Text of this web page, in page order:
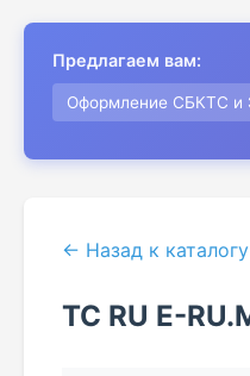
Предлагаем вам:
Оформление СБКТС и
← Назад к каталогу
ТС RU Е-